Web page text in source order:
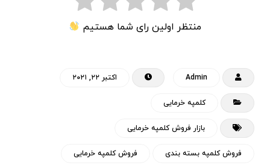
منتظر اولین رای شما هستیم
Admin اکتبر ۲۲, ۲۰۲۱
کلمپه خرمایی
بازار فروش کلمپه خرمایی
فروش کلمپه بسته بندی فروش کلمپه خرمایی